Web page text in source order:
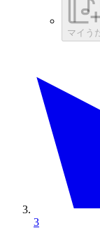
マイう
3